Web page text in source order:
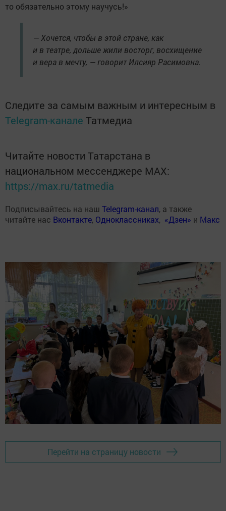
то обязательно этому научусь!»
— Хочется, чтобы в этой стране, как
и в театре, дольше жили восторг, восхищение
и вера в мечту, — говорит Илсияр Расимовна.
Следите за самым важным и интересным в
Telegram-канале Татмедиа
Читайте новости Татарстана в
национальном мессенджере MАХ:
https://max.ru/tatmedia
Подписывайтесь на наш Telegram-канал, а также
читайте нас Вконтакте, Одноклассниках, «Дзен» и Макс
Перейти на страницу новости